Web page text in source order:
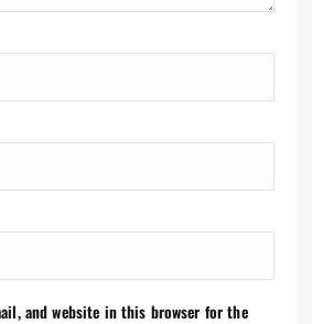
and website in this browser for the